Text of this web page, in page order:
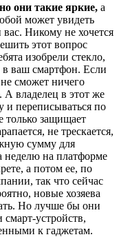
они такие яркие, а
может увидеть
Никому не хочется
этот вопрос
изобрели стекло,
в ваш смартфон. Если
сможет ничего
А владелец в этот же
и переписываться по
только защищает
не трескается,
сумму для
неделю на платформе
а потом ее, по
так что сейчас
новые хозяева
Но лучше бы они
смарт-устройств,
к гаджетам.